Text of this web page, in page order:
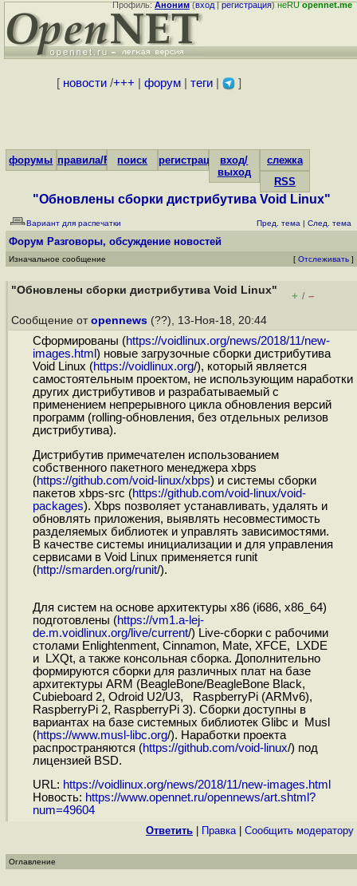
Профиль:Аноним(вход|регистрация)неRUopennet.me
[ новости/+++ форум| теги| ]
форумы правила/FAQпоиск регистрациявход/
выход
слежка
RSS
"Обновлены сборки дистрибутива Void Linux"
Вариант для распечатки Пред. тема | След. тема
Форум Разговоры, обсуждение новостей
Изначальное сообщение [ Отслеживать ]
"Обновлены сборки дистрибутива Void Linux" + / –
Сообщение от opennews (??), 13-Ноя-18, 20:44
Сформированы (https://voidlinux.org/news/2018/11/new-
images.html ) новые загрузочные сборки дистрибутива
Void Linux (https://voidlinux.org/), который является
самостоятельным проектом, не использующим наработки
других дистрибутивов и разрабатываемый с
применением непрерывного цикла обновления версий
программ (rolling-обновления, без отдельных релизов
дистрибутива).
Дистрибутив примечателен использованием
собственного пакетного менеджера xbps
(https://github.com/void-linux/xbps) и системы сборки
пакетов xbps-src (https://github.com/void-linux/void-
packages). Xbps позволяет устанавливать, удалять и
обновлять приложения, выявлять несовместимость
разделяемых библиотек и управлять зависимостями.
В качестве системы инициализации и для управления
сервисами в Void Linux применяется runit
(http://smarden.org/runit/).
Для систем на основе архитектуры x86 (i686, x86_64)
подготовлены (https://vm1.a-lej-
de.m.voidlinux.org/live/current/) Live-сборки с рабочими
столами Enlightenment, Cinnamon, Mate, XFCE, LXDE
и LXQt, а также консольная сборка. Дополнительно
формируются сборки для различных плат на базе
архитектуры ARM (BeagleBone/BeagleBone Black,
Cubieboard 2, Odroid U2/U3, RaspberryPi (ARMv6),
RaspberryPi 2, RaspberryPi 3). Сборки доступны в
вариантах на базе системных библиотек Glibc и Musl
(https://www.musl-libc.org/). Наработки проекта
распространяются (https://github.com/void-linux/) под
лицензией BSD.
URL: https://voidlinux.org/news/2018/11/new-images.html
Новость: https://www.opennet.ru/opennews/art.shtml?
num=49604
Ответить Правка| Cообщить модератору
Оглавление